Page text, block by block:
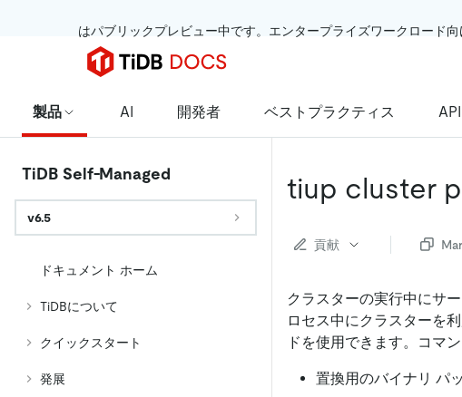
はパブリックプレビュー中です。エンタープライズワークロード
製品 AI 開発者 ベストプラクティス API
TiDB Self-Managed
v6.5
ドキュメント ホーム
TiDBについて
クイックスタート
発展
tiup cluster
貢献
クラスターの実行中にサ
ロセス中にクラスターを
ドを使用できます。コマ
置換用のバイナリ パ